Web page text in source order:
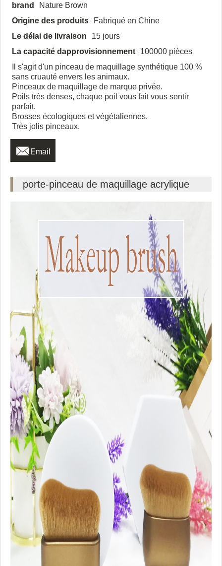
brand
Nature Brown
Origine des produits
Fabriqué en Chine
Le délai de livraison
15 jours
La capacité dapprovisionnement
100000 pièces
Il s'agit d'un pinceau de maquillage synthétique 100 %
sans cruauté envers les animaux.
Pinceaux de maquillage de marque privée.
Poils très denses, chaque poil vous fait vous sentir
parfait.
Brosses écologiques et végétaliennes.
Très jolis pinceaux.
 Email
porte-pinceau de maquillage acrylique